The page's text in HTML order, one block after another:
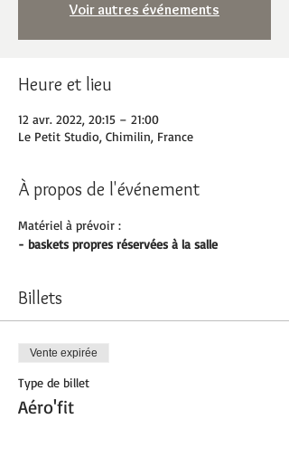
Voir autres événements
Heure et lieu
12 avr. 2022, 20:15 – 21:00
Le Petit Studio, Chimilin, France
À propos de l'événement
Matériel à prévoir :
- baskets propres réservées à la salle
Billets
Vente expirée
Type de billet
Aéro'fit